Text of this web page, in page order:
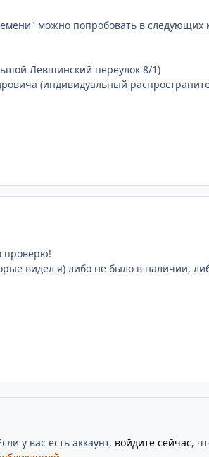
можно попробовать в следующих
Левшинский переулок 8/1)
(индивидуальный
проверю!
видел я) либо не было в наличии,
у вас есть аккаунт, войдите сейчас,